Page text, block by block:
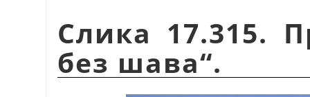
Слика 17.315.
без шава“.